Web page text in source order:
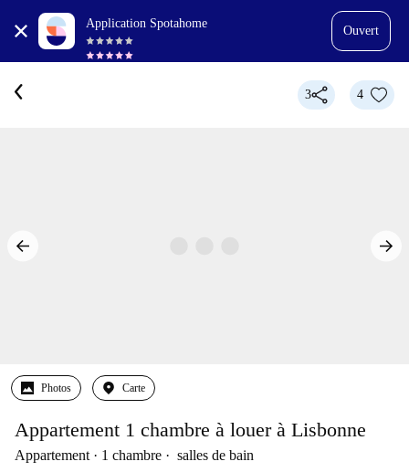
Application Spotahome
Ouvert
3 4
Photos Carte
Appartement 1 chambre à louer à Lisbonne
Appartement 1 chambre salles de bain